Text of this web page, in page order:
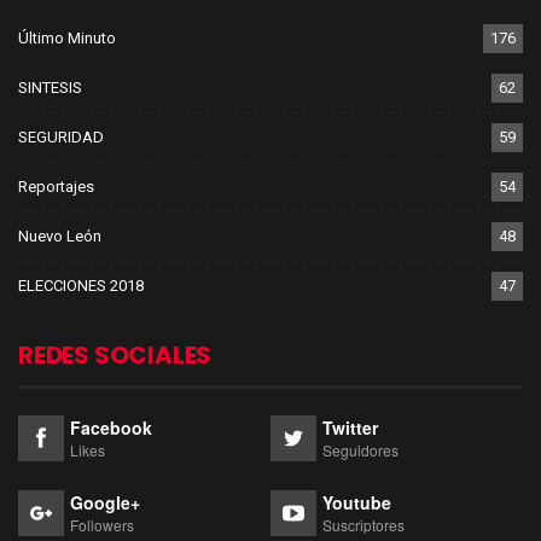
Último Minuto 176
SINTESIS 62
SEGURIDAD 59
Reportajes 54
Nuevo León 48
ELECCIONES 2018 47
REDES SOCIALES
Facebook
Likes
Twitter
Seguidores
Google+
Followers
Youtube
Suscriptores